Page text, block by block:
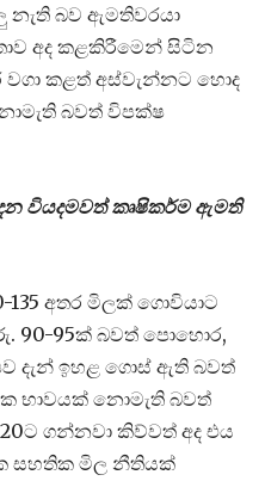
නැති බව ඇමතිවරයා
අද කළකිරීමෙන් සිටින
කළත් අස්වැන්නට හොද
බවත් විපක්ෂ
වියදමවත් කෘෂිකර්ම ඇමති
අතර මිලක් ගොවියාට
90-95ක් බවත් පොහොර,
දැන් ඉහළ ගොස් ඇති බවත්
භාවයක් නොමැති බවත්
ගන්නවා කිව්වත් අද එය
සහතික මිල නීතියක්